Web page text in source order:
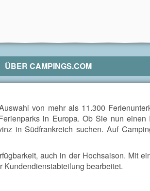
ÜBER CAMPINGS.COM
von mehr als 11.300
in Europa. Ob Sie nun
in Südfrankreich suchen. Auf
auch in der Hochsaison. Mit
Kundendienstabteilung bearbeitet.